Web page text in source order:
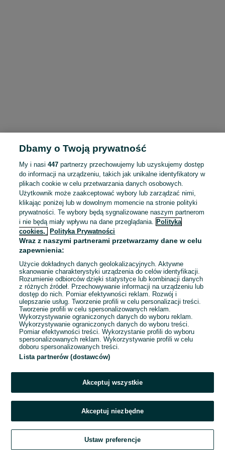
To ogłoszenie nie jest już dostępne
Przejdź na stronę główną
Dbamy o Twoją prywatność
My i nasi447 partnerzy przechowujemy lub uzyskujemy dostęp
do informacji na urządzeniu, takich jak unikalne identyfikatory w
plikach cookie w celu przetwarzania danych osobowych.
Użytkownik może zaakceptować wybory lub zarządzać nimi,
klikając poniżej lub w dowolnym momencie na stronie polityki
prywatności. Te wybory będą sygnalizowane naszym partnerom
i nie będą miały wpływu na dane przeglądania. Polityka
cookies,
Polityka Prywatności
Wraz z naszymi partnerami przetwarzamy dane w celu
zapewnienia:
Użycie dokładnych danych geolokalizacyjnych. Aktywne
skanowanie charakterystyki urządzenia do celów identyfikacji.
Rozumienie odbiorców dzięki statystyce lub kombinacji danych
z różnych źródeł. Przechowywanie informacji na urządzeniu lub
dostęp do nich. Pomiar efektywności reklam. Rozwój i
ulepszanie usług. Tworzenie profili w celu personalizacji treści.
Tworzenie profili w celu spersonalizowanych reklam.
Wykorzystywanie ograniczonych danych do wyboru reklam.
Wykorzystywanie ograniczonych danych do wyboru treści.
Pomiar efektywności treści. Wykorzystanie profili do wyboru
spersonalizowanych reklam. Wykorzystywanie profili w celu
doboru spersonalizowanych treści.
Lista partnerów (dostawców)
Akceptuj wszystkie
Akceptuj niezbędne
Ustaw preferencje